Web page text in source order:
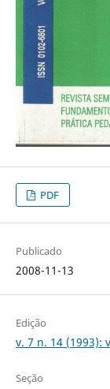
PDF
Publicado
2008-11-13
Edição
v. 7 n. 14 (1993):
Seção